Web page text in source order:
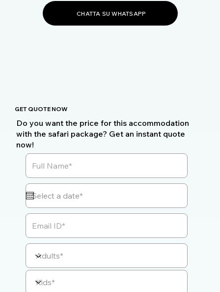
CHATTA SU WHATSAPP
GET QUOTE NOW
Do you want the price for this accommodation
with the safari package? Get an instant quote
now!